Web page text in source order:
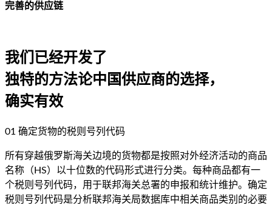
完善的供应链
我们已经开发了
独特的方法论中国供应商的选择，
确实有效
01 确定货物的税则号列代码
所有穿越俄罗斯海关边境的货物都是按照对外经济活动的商品
名称（HS）以十位数的代码形式进行分类。每种商品都有一
个税则号列代码，用于联邦海关总署的申报和统计维护。确定
税则号列代码是分析联邦海关局数据库中相关商品类别的必要